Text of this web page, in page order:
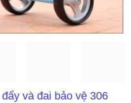
và đai bảo vệ 306